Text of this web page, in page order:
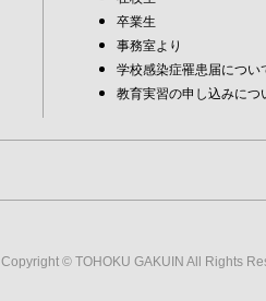
卒業生
事務室より
学校感染症罹患届につい
教育実習の申し込みにつ
Copyright © TOHOKU GAKUIN All Rights